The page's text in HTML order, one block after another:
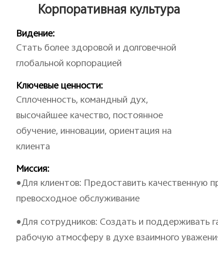
Корпоративная культура
Видение:
Стать более здоровой и долговечной
глобальной корпорацией
Ключевые ценности:
Сплоченность, командный дух,
высочайшее качество, постоянное
обучение, инновации, ориентация на
клиента
Миссия:
●Для клиентов: Предоставить качественную
превосходное обслуживание
●Для сотрудников: Создать и поддерживать
рабочую атмосферу в духе взаимного